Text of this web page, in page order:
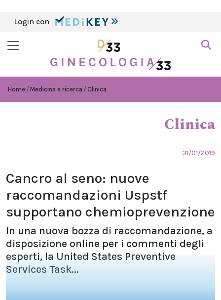
Login con
Home Medicina e ricerca Clinica
Clinica
31/01/2019
Cancro al seno: nuove
raccomandazioni Uspstf
supportano chemioprevenzione
In una nuova bozza di raccomandazione, a
disposizione online per i commenti degli
esperti, la United States Preventive
Services Task...